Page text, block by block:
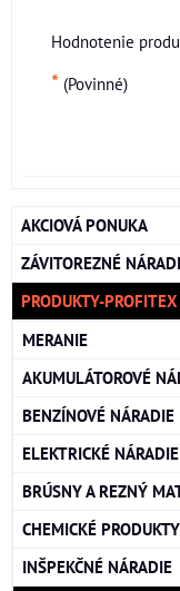
Hodnotenie
* (Povinné)
AKCIOVÁ PONUKA
ZÁVITOREZNÉ
PRODUKTY-PROFITEX
MERANIE
AKUMULÁTOROVÉ
BENZÍNOVÉ NÁRADIE
ELEKTRICKÉ NÁRADIE
BRÚSNY A REZNÝ
CHEMICKÉ PRODUKTY
INŠPEKČNÉ NÁRADIE